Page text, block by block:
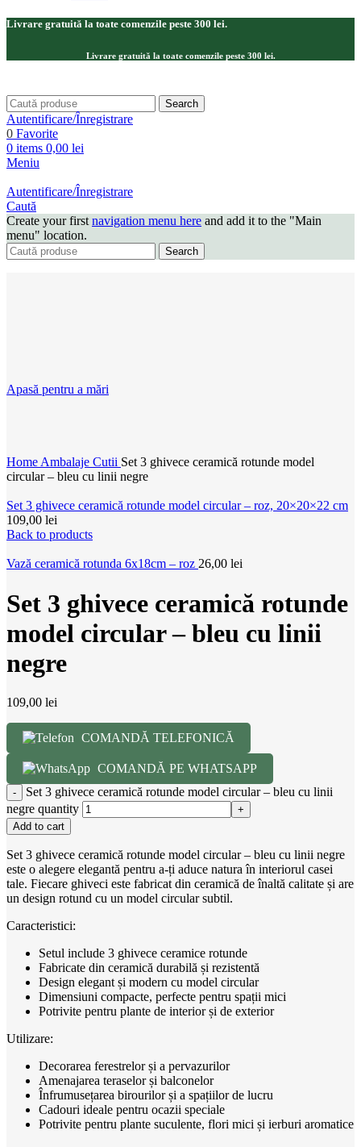
Livrare gratuită la toate comenzile peste 300 lei.
Livrare gratuită la toate comenzile peste 300 lei.
Search
Autentificare/Înregistrare
0 Favorite
0 items 0,00 lei
Meniu
Autentificare/Înregistrare
Caută
Create your first navigation menu here and add it to the "Main
menu" location.
Search
Apasă pentru a mări
Home Ambalaje Cutii Set 3 ghivece ceramică rotunde model
circular – bleu cu linii negre
Set 3 ghivece ceramică rotunde model circular – roz, 20×20×22 cm
109,00 lei
Back to products
Vază ceramică rotunda 6x18cm – roz 26,00 lei
Set 3 ghivece ceramică rotunde
model circular – bleu cu linii
negre
109,00 lei
COMANDĂ TELEFONICĂ
COMANDĂ PE WHATSAPP
Set 3 ghivece ceramică rotunde model circular – bleu cu linii
negre quantity
Add to cart
Set 3 ghivece ceramică rotunde model circular – bleu cu linii negre
este o alegere elegantă pentru a-ți aduce natura în interiorul casei
tale. Fiecare ghiveci este fabricat din ceramică de înaltă calitate și are
un design rotund cu un model circular subtil.
Caracteristici:
Setul include 3 ghivece ceramice rotunde
Fabricate din ceramică durabilă și rezistentă
Design elegant și modern cu model circular
Dimensiuni compacte, perfecte pentru spații mici
Potrivite pentru plante de interior și de exterior
Utilizare:
Decorarea ferestrelor și a pervazurilor
Amenajarea teraselor și balconelor
Înfrumusețarea birourilor și a spațiilor de lucru
Cadouri ideale pentru ocazii speciale
Potrivite pentru plante suculente, flori mici și ierburi aromatice